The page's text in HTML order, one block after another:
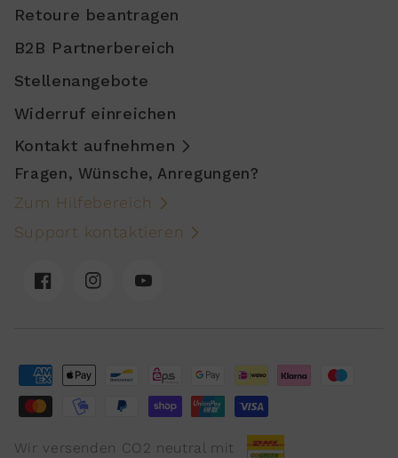
Retoure beantragen
B2B Partnerbereich
Stellenangebote
Widerruf einreichen
Kontakt aufnehmen
Fragen, Wünsche, Anregungen?
Zum Hilfebereich
Support kontaktieren
FacebookInstagramYouTube
Wir versenden CO2 neutral mit